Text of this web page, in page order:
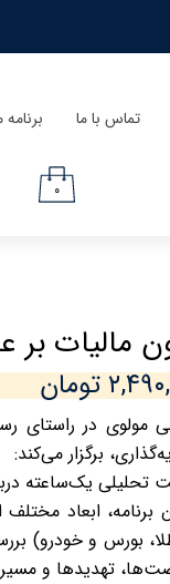
تماس با ما
۰
مالیات بر
تومان
مولوی در راستای
برگزار می‌کند:
یک‌ساعته
برنامه، ابعاد
طلا، بورس و خودرو)
تهدیدها و